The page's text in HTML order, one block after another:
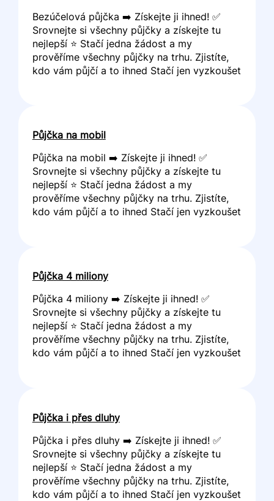
Bezúčelová půjčka ➡️ Získejte ji ihned! ✅
Srovnejte si všechny půjčky a získejte tu
nejlepší ⭐ Stačí jedna žádost a my
prověříme všechny půjčky na trhu. Zjistíte,
kdo vám půjčí a to ihned Stačí jen vyzkoušet
Půjčka na mobil
Půjčka na mobil ➡️ Získejte ji ihned! ✅
Srovnejte si všechny půjčky a získejte tu
nejlepší ⭐ Stačí jedna žádost a my
prověříme všechny půjčky na trhu. Zjistíte,
kdo vám půjčí a to ihned Stačí jen vyzkoušet
Půjčka 4 miliony
Půjčka 4 miliony ➡️ Získejte ji ihned! ✅
Srovnejte si všechny půjčky a získejte tu
nejlepší ⭐ Stačí jedna žádost a my
prověříme všechny půjčky na trhu. Zjistíte,
kdo vám půjčí a to ihned Stačí jen vyzkoušet
Půjčka i přes dluhy
Půjčka i přes dluhy ➡️ Získejte ji ihned! ✅
Srovnejte si všechny půjčky a získejte tu
nejlepší ⭐ Stačí jedna žádost a my
prověříme všechny půjčky na trhu. Zjistíte,
kdo vám půjčí a to ihned Stačí jen vyzkoušet